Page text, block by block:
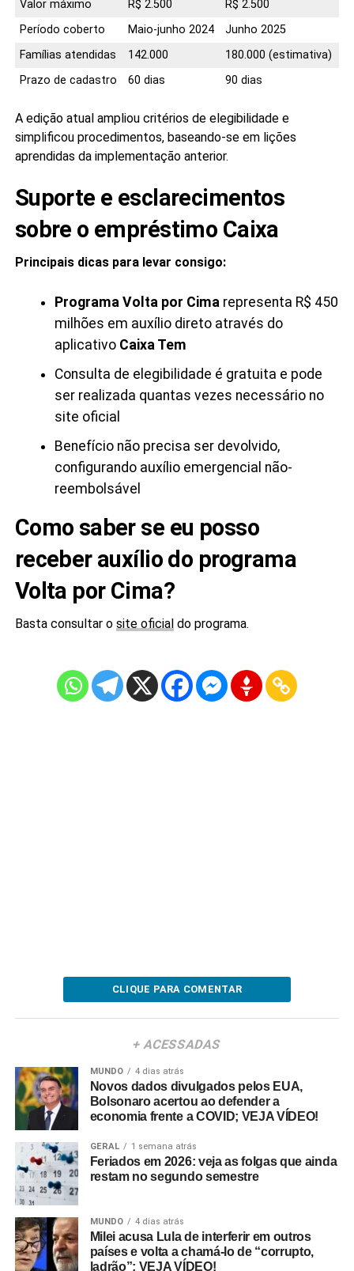
Valor máximo R$ 2.500
R$ 2.500
Período coberto
Maio-junho 2024
Junho 2025
Famílias atendidas
142.000
180.000 (estimativa)
Prazo de cadastro
60 dias 90 dias
A edição atual ampliou critérios de elegibilidade e
simplificou procedimentos, baseando-se em lições
aprendidas da implementação anterior.
Suporte e esclarecimentos
sobre o empréstimo Caixa
Principais dicas para levar consigo:
Programa Volta por Cima representa R$ 450
milhões em auxílio direto através do
aplicativo Caixa Tem
Consulta de elegibilidade é gratuita e pode
ser realizada quantas vezes necessário no
site oficial
Benefício não precisa ser devolvido,
configurando auxílio emergencial não-
reembolsável
Como saber se eu posso
receber auxílio do programa
Volta por Cima?
Basta consultar o site oficialdo programa.
CLIQUE PARA COMENTAR
+ ACESSADAS
MUNDO 4 dias atrás
Novos dados divulgados pelos EUA,
Bolsonaro acertou ao defender a
economia frente a COVID; VEJA VÍDEO!
GERAL 1 semana atrás
Feriados em 2026: veja as folgas que ainda
restam no segundo semestre
MUNDO 4 dias atrás
Milei acusa Lula de interferir em outros
países e volta a chamá-lo de “corrupto,
ladrão”; VEJA VÍDEO!